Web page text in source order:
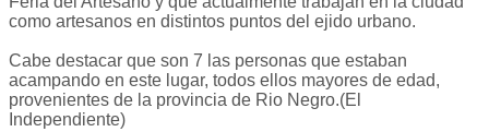
como artesanos en distintos puntos del ejido urbano.
Cabe destacar que son 7 las personas que estaban
acampando en este lugar, todos ellos mayores de edad,
provenientes de la provincia de Rio Negro.(El
Independiente)